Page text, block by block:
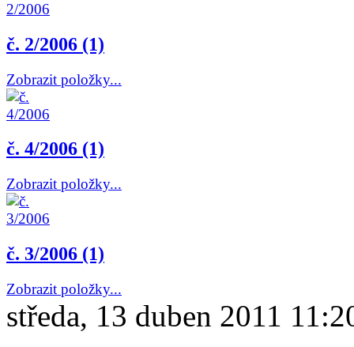
č. 2/2006 (1)
Zobrazit položky...
č. 4/2006 (1)
Zobrazit položky...
č. 3/2006 (1)
Zobrazit položky...
středa, 13 duben 2011